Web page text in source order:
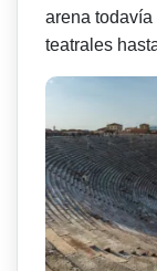
arena
teatrales